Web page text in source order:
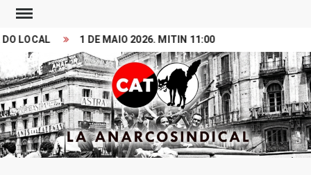
Skip
content
LOCAL 1 DE MAIO 2026. MITIN 11:00 PRZ PRINCESA
Search